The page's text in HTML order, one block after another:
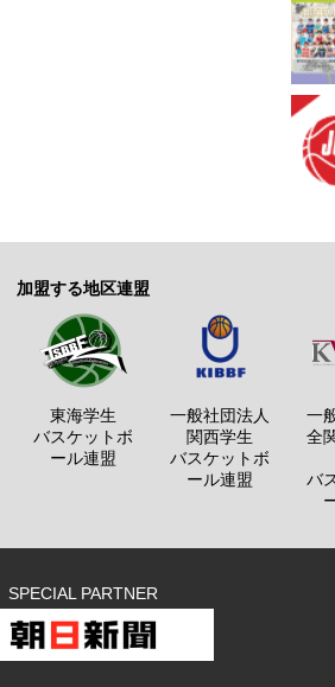
加盟する地区連盟
東海学生
バスケットボ
ール連盟
一般社団法人
関西学生
バスケットボ
ール連盟
一
全
バ
SPECIAL PARTNER